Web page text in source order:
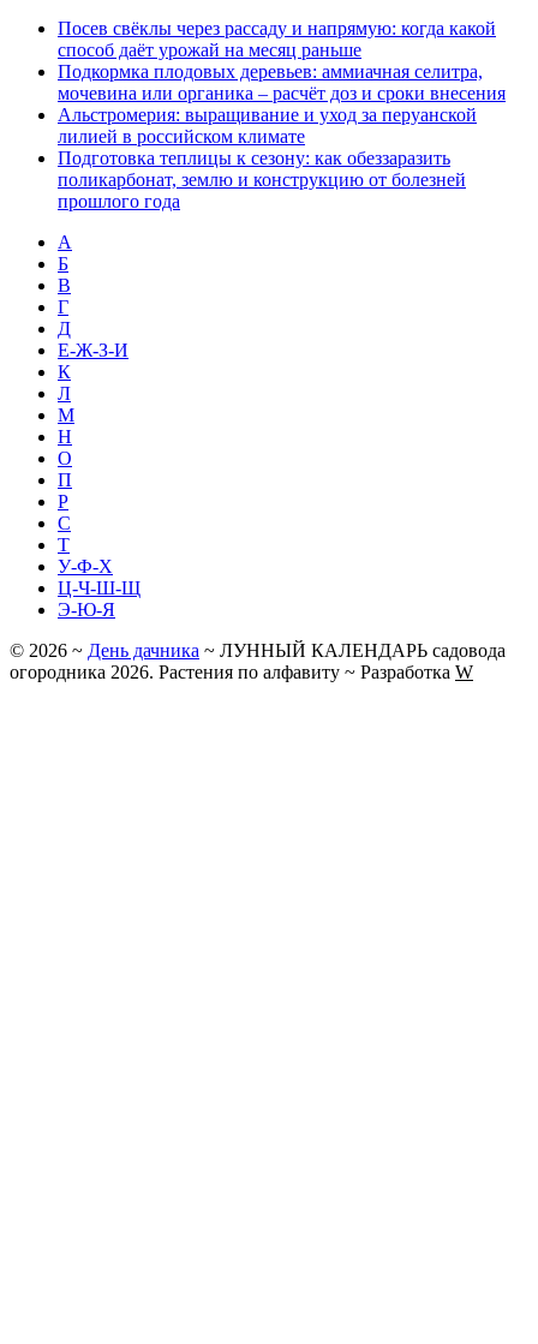
Посев свёклы через рассаду и напрямую: когда какой
способ даёт урожай на месяц раньше
Подкормка плодовых деревьев: аммиачная селитра,
мочевина или органика – расчёт доз и сроки внесения
Альстромерия: выращивание и уход за перуанской
лилией в российском климате
Подготовка теплицы к сезону: как обеззаразить
поликарбонат, землю и конструкцию от болезней
прошлого года
А
Б
В
Г
Д
Е-Ж-З-И
К
Л
М
Н
О
П
Р
С
Т
У-Ф-Х
Ц-Ч-Ш-Щ
Э-Ю-Я
© 2026 ~ День дачника ~ ЛУННЫЙ КАЛЕНДАРЬ садовода
огородника 2026. Растения по алфавиту ~ Разработка W